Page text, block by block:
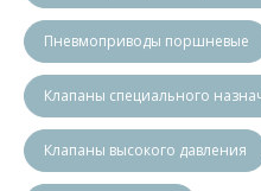
Пневмоприводы поршневые
Клапаны специального
Клапаны высокого давления